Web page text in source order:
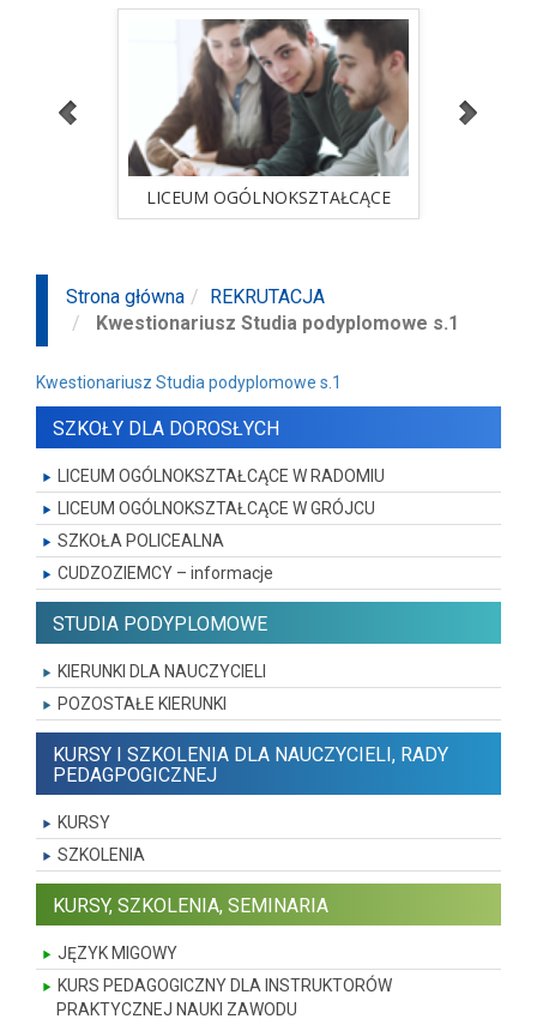
LICEUM OGÓLNOKSZTAŁCĄCE
sprawdź ofertę
LICEUM OGÓLNOKSZTAŁCĄCE
Strona główna
REKRUTACJA
Kwestionariusz Studia podyplomowe s.1
Kwestionariusz Studia podyplomowe s.1
SZKOŁY DLA DOROSŁYCH
LICEUM OGÓLNOKSZTAŁCĄCE W RADOMIU
LICEUM OGÓLNOKSZTAŁCĄCE W GRÓJCU
SZKOŁA POLICEALNA
CUDZOZIEMCY – informacje
STUDIA PODYPLOMOWE
KIERUNKI DLA NAUCZYCIELI
POZOSTAŁE KIERUNKI
KURSY I SZKOLENIA DLA NAUCZYCIELI, RADY
PEDAGPOGICZNEJ
KURSY
SZKOLENIA
KURSY, SZKOLENIA, SEMINARIA
JĘZYK MIGOWY
KURS PEDAGOGICZNY DLA INSTRUKTORÓW
PRAKTYCZNEJ NAUKI ZAWODU